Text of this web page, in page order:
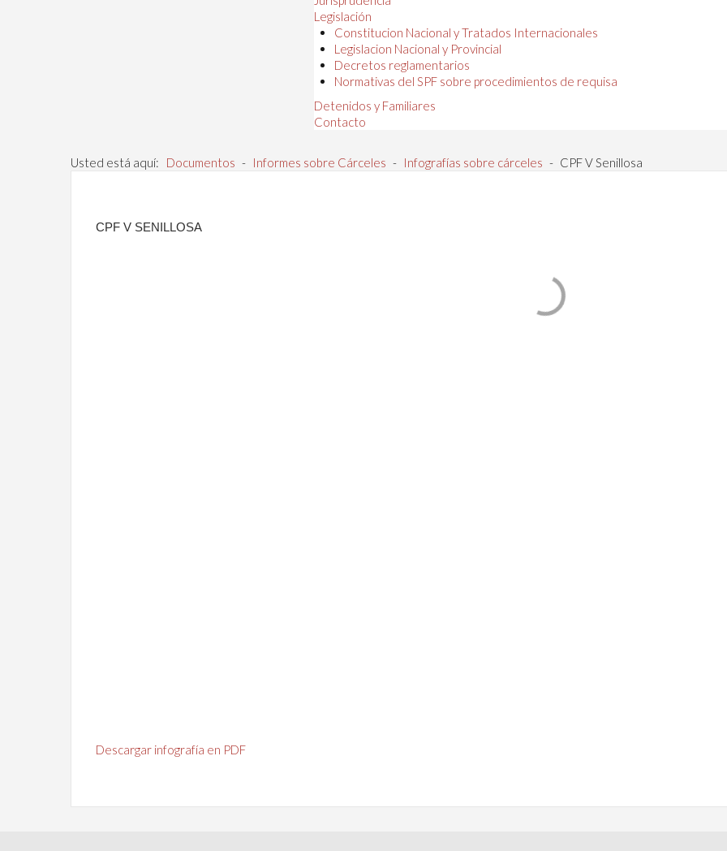
Legislación
Constitucion Nacional y Tratados Internacionales
Legislacion Nacional y Provincial
Decretos reglamentarios
Normativas del SPF sobre procedimientos de requisa
Detenidos y Familiares
Contacto
Usted está aquí: Documentos - Informes sobre Cárceles - Infografías sobre cárceles - CPF V Senillosa
CPF V SENILLOSA
Descargar infografía en PDF